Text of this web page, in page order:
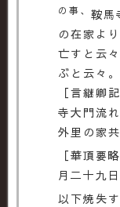
の事、 鞍馬
の在家よ
亡すと云
ぶと云々。
［言継卿
寺大門流
外里の家
［華頂要略
月二十九
以下焼失す